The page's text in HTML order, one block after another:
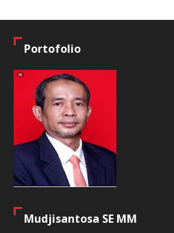
Portofolio
Mudjisantosa SE MM